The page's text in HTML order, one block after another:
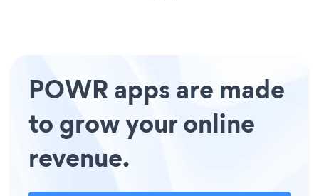
POWR apps are made
to grow your online
revenue.